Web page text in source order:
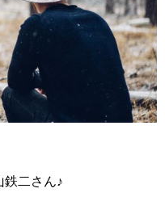
鉄二さん♪